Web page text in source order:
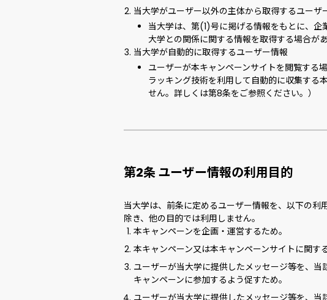
当大学がユーザー以外の主体から取得するユーザ
当大学は、第(1)号に掲げる情報をもとに、
大学との関係に関する情報を取得する場合があ
当大学が自動的に取得するユーザー情報
ユーザーが本キャンペーンサイトを閲覧する
ラッキング技術を利用して自動的に収集する
せん。詳しくは第8条をご参照ください。）
第2条 ユーザー情報の利用目的
当大学は、前条に定めるユーザー情報を、以下の
除き、他の目的では利用しません。
本キャンペーンを企画・運営するため。
本キャンペーン又は本キャンペーンサイトに関す
ユーザーが当大学に提供したメッセージ等を、
キャンペーンに参加するよう促すため。
ユーザーが当大学に提供したメッセージ等を、